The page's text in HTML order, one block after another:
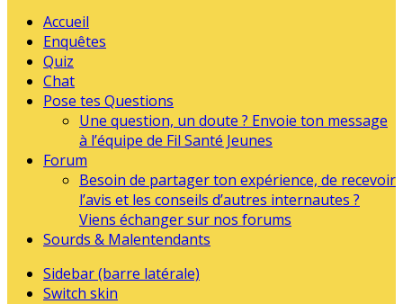
Accueil
Enquêtes
Quiz
Chat
Pose tes Questions
Une question, un doute ? Envoie ton message
à l’équipe de Fil Santé Jeunes
Forum
Besoin de partager ton expérience, de recevoir
l’avis et les conseils d’autres internautes ?
Viens échanger sur nos forums
Sourds & Malentendants
Sidebar (barre latérale)
Switch skin